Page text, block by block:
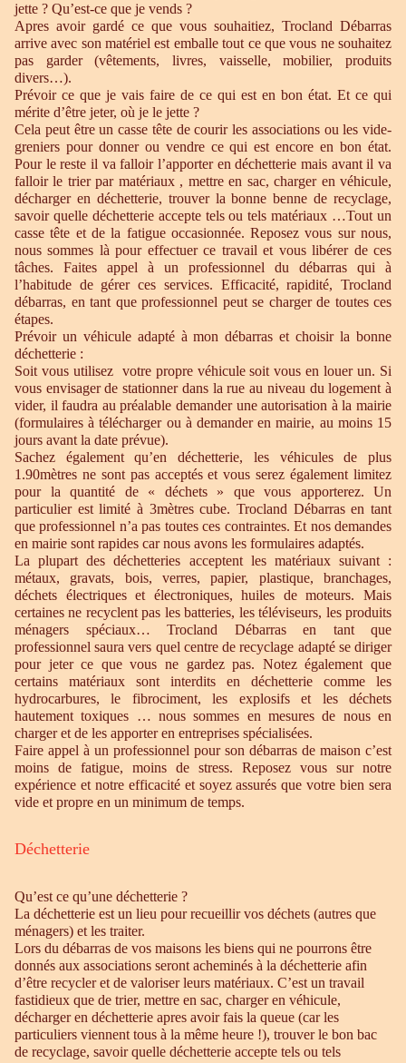
jette ? Qu’est-ce que je vends ?
Apres avoir gardé ce que vous souhaitiez, Trocland Débarras
arrive avec son matériel est emballe tout ce que vous ne souhaitez
pas garder (vêtements, livres, vaisselle, mobilier, produits
divers…).
Prévoir ce que je vais faire de ce qui est en bon état. Et ce qui
mérite d’être jeter, où je le jette ?
Cela peut être un casse tête de courir les associations ou les vide-
greniers pour donner ou vendre ce qui est encore en bon état.
Pour le reste il va falloir l’apporter en déchetterie mais avant il va
falloir le trier par matériaux , mettre en sac, charger en véhicule,
décharger en déchetterie, trouver la bonne benne de recyclage,
savoir quelle déchetterie accepte tels ou tels matériaux …Tout un
casse tête et de la fatigue occasionnée. Reposez vous sur nous,
nous sommes là pour effectuer ce travail et vous libérer de ces
tâches. Faites appel à un professionnel du débarras qui à
l’habitude de gérer ces services. Efficacité, rapidité, Trocland
débarras, en tant que professionnel peut se charger de toutes ces
étapes.
Prévoir un véhicule adapté à mon débarras et choisir la bonne
déchetterie :
Soit vous utilisez votre propre véhicule soit vous en louer un. Si
vous envisager de stationner dans la rue au niveau du logement à
vider, il faudra au préalable demander une autorisation à la mairie
(formulaires à télécharger ou à demander en mairie, au moins 15
jours avant la date prévue).
Sachez également qu’en déchetterie, les véhicules de plus
1.90mètres ne sont pas acceptés et vous serez également limitez
pour la quantité de « déchets » que vous apporterez. Un
particulier est limité à 3mètres cube. Trocland Débarras en tant
que professionnel n’a pas toutes ces contraintes. Et nos demandes
en mairie sont rapides car nous avons les formulaires adaptés.
La plupart des déchetteries acceptent les matériaux suivant :
métaux, gravats, bois, verres, papier, plastique, branchages,
déchets électriques et électroniques, huiles de moteurs. Mais
certaines ne recyclent pas les batteries, les téléviseurs, les produits
ménagers spéciaux… Trocland Débarras en tant que
professionnel saura vers quel centre de recyclage adapté se diriger
pour jeter ce que vous ne gardez pas. Notez également que
certains matériaux sont interdits en déchetterie comme les
hydrocarbures, le fibrociment, les explosifs et les déchets
hautement toxiques … nous sommes en mesures de nous en
charger et de les apporter en entreprises spécialisées.
Faire appel à un professionnel pour son débarras de maison c’est
moins de fatigue, moins de stress. Reposez vous sur notre
expérience et notre efficacité et soyez assurés que votre bien sera
vide et propre en un minimum de temps.
Déchetterie
Qu’est ce qu’une déchetterie ?
La déchetterie est un lieu pour recueillir vos déchets (autres que
ménagers) et les traiter.
Lors du débarras de vos maisons les biens qui ne pourrons être
donnés aux associations seront acheminés à la déchetterie afin
d’être recycler et de valoriser leurs matériaux. C’est un travail
fastidieux que de trier, mettre en sac, charger en véhicule,
décharger en déchetterie apres avoir fais la queue (car les
particuliers viennent tous à la même heure !), trouver le bon bac
de recyclage, savoir quelle déchetterie accepte tels ou tels